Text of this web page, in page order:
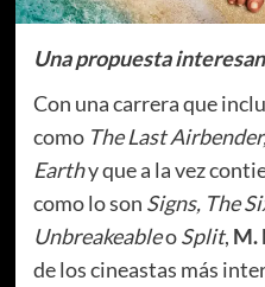
Una propuesta
Con una carrera que
como The Last
Earthy que a la vez
como lo son Signs, The
UnbreakeableoSplit, M.
de los cineastas más